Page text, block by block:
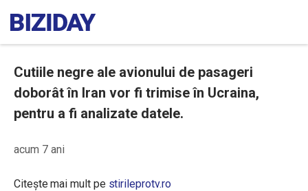
Cutiile negre ale avionului de pasageri
doborât în ​​Iran vor fi trimise în Ucraina,
pentru a fi analizate datele.
acum 7 ani
Citește mai mult pe stirileprotv.ro